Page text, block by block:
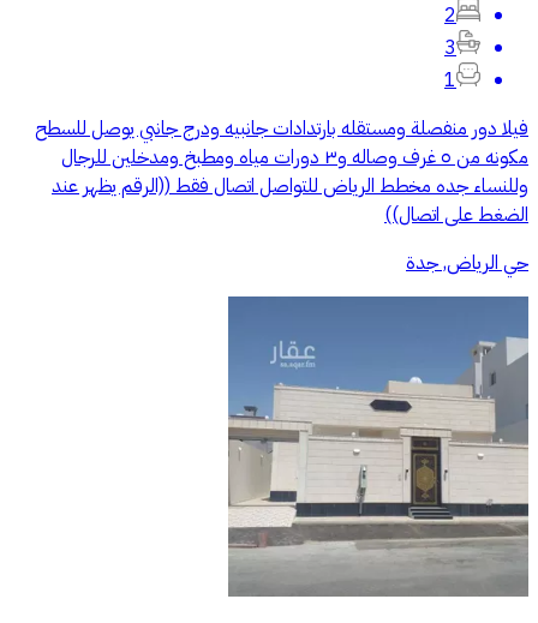
2
3
1
فيلا دور منفصلة ومستقله بارتدادات جانبيه ودرج جانبي يوصل للسطح
مكونه من ٥ غرف وصاله و٣ دورات مياه ومطبخ ومدخلين للرجال
وللنساء جده مخطط الرياض للتواصل اتصال فقط ((الرقم يظهر عند
الضغط على اتصال))
حي الرياض, جدة